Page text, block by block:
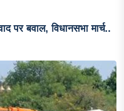
पर बवाल, विधानसभा मार्च..